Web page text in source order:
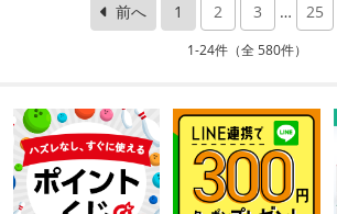
前へ 1 2 3 … 25
1-24件（全 580件）